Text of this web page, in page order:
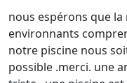
nous espérons que
environnants
notre piscine nous
possible .merci. une